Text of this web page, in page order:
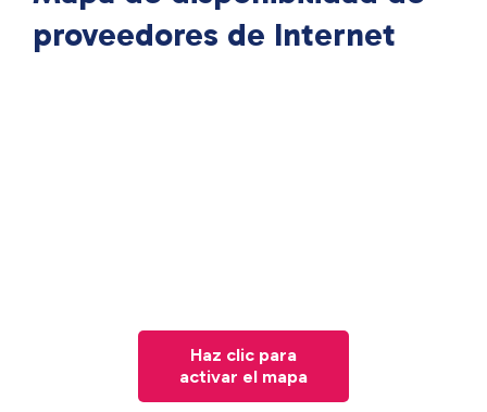
proveedores de Internet
Haz clic para
activar el mapa